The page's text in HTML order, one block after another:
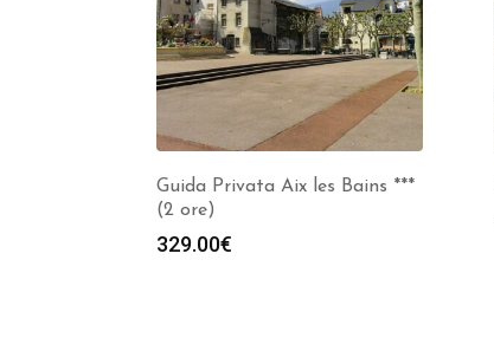
Guida Privata Aix les Bains ***
(2 ore)
329.00€